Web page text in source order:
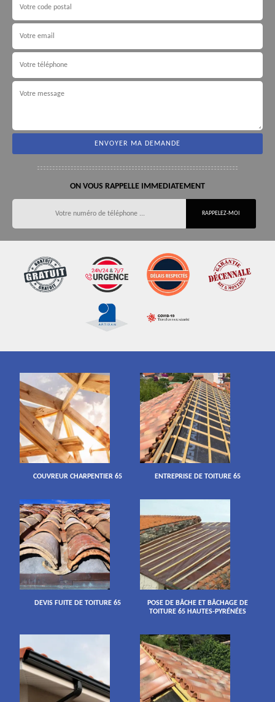
ON VOUS RAPPELLE IMMEDIATEMENT
COUVREUR CHARPENTIER 65 ENTREPRISE DE TOITURE 65
DEVIS FUITE DE TOITURE 65
POSE DE BÂCHE ET BÂCHAGE DE
TOITURE 65 HAUTES-PYRÉNÉES